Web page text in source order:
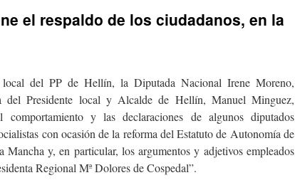
el respaldo de los ciudadanos, en la
del PP de Hellín, la Diputada Nacional Irene Moreno,
del Presidente local y Alcalde de Hellín, Manuel Minguez,
comportamiento y las declaraciones de algunos diputados
con ocasión de la reforma del Estatuto de Autonomía de
Mancha y, en particular, los argumentos y adjetivos empleados
Regional Mª Dolores de Cospedal”.